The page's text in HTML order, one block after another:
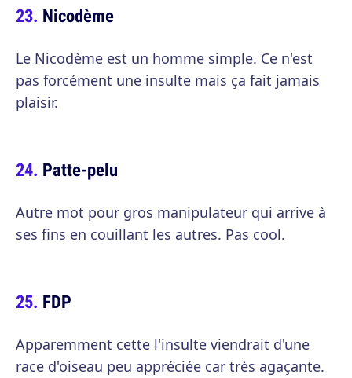
Nicodème
Le Nicodème est un homme simple. Ce n'est
pas forcément une insulte mais ça fait jamais
plaisir.
Patte-pelu
Autre mot pour gros manipulateur qui arrive à
ses fins en couillant les autres. Pas cool.
FDP
Apparemment cette l'insulte viendrait d'une
race d'oiseau peu appréciée car très agaçante.